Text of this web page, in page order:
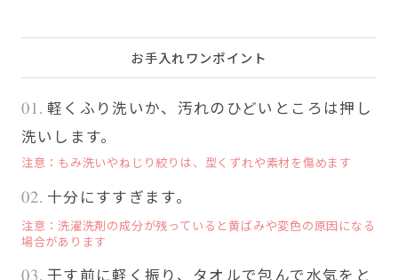
お手入れワンポイント
01. 軽くふり洗いか、汚れのひどいところは押し
洗いします。
注意：もみ洗いやねじり絞りは、型くずれや素材を傷めます
02. 十分にすすぎます。
注意：洗濯洗剤の成分が残っていると黄ばみや変色の原因になる
場合があります
03. 干す前に軽く振り、タオルで包んで水気をと